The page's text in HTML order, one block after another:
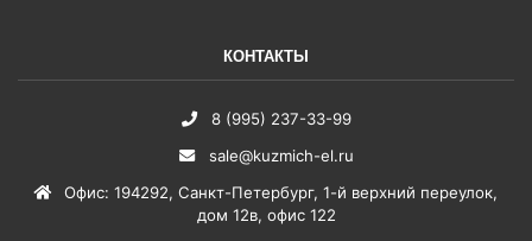
КОНТАКТЫ
8 (995) 237-33-99
sale@kuzmich-el.ru
Офис: 194292, Санкт-Петербург, 1-й верхний переулок,
дом 12в, офис 122